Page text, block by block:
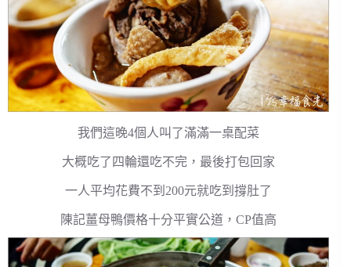
我們這晚4個人叫了滿滿一桌配菜
大概吃了四輪還吃不完，最後打包回家
一人平均花費不到200元就吃到撐肚了
陳記薑母鴨價格十分平實公道，CP值高